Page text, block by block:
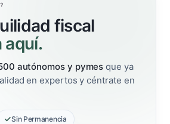
fiscal
aquí.
autónomos y pymes que ya
en expertos y céntrate en
Sin Permanencia